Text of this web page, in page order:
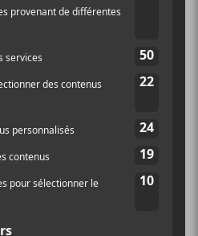
franco-manitobaine,
(Montréal),
innue
également), ainsi que
se sont
fois en studio à